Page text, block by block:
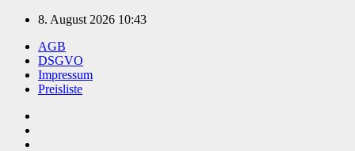
Zum
springen
8. August 2026 10:43
AGB
DSGVO
Impressum
Preisliste